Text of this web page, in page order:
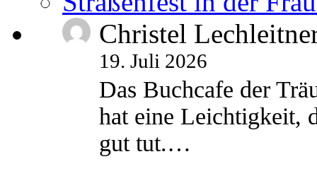
Christel
19. Juli 2026
Das Buchcafe der
hat eine Leichtigkeit,
gut tut.…